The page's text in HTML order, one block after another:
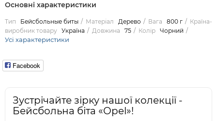
Основні характеристики
Тип Бейсбольные биты Матеріал Дерево Вага 800 г
Країна-
виробник товару Україна Довжина 75 Колір Чорний
Усі характеристики
Facebook
Зустрічайте зірку нашої колекції -
Бейсбольна біта «Opel»!